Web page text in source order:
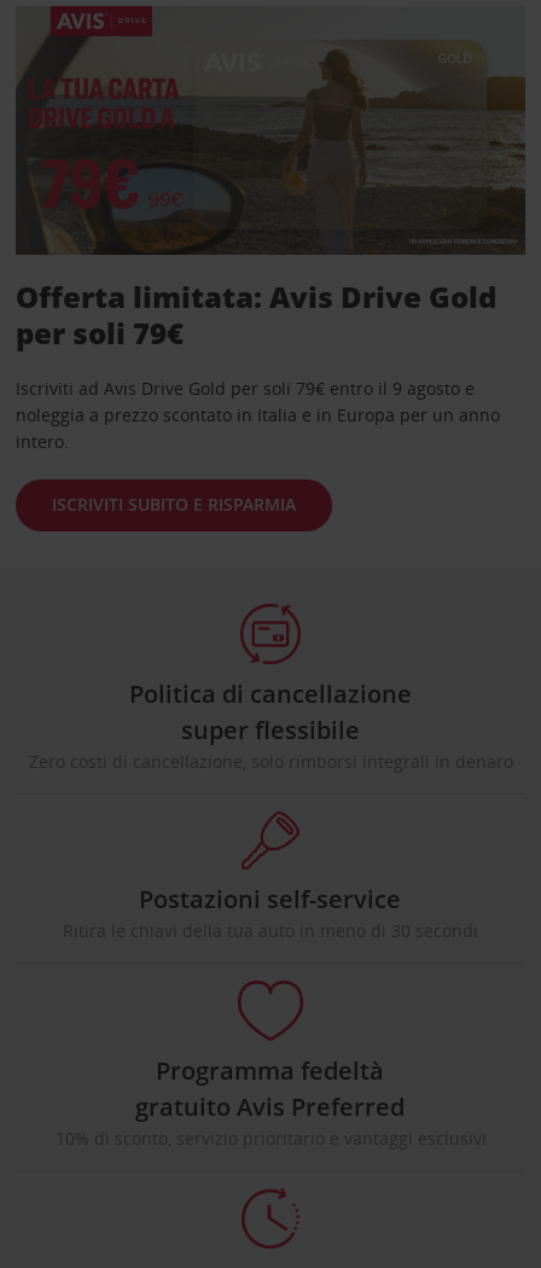
Offerta limitata: Avis Drive Gold
per soli 79€
Iscriviti ad Avis Drive Gold per soli 79€ entro il 9 agosto e
noleggia a prezzo scontato in Italia e in Europa per un anno
intero.
ISCRIVITI SUBITO E RISPARMIA
Politica di cancellazione
super flessibile
Zero costi di cancellazione, solo rimborsi integrali in denaro
Postazioni self-service
Ritira le chiavi della tua auto in meno di 30 secondi
Programma fedeltà
gratuito Avis Preferred
10% di sconto, servizio prioritario e vantaggi esclusivi